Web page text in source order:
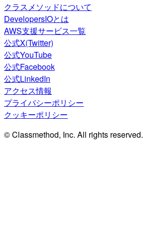
クラスメソッドについて
DevelopersIOとは
AWS支援サービス一覧
公式X(Twitter)
公式YouTube
公式Facebook
公式LinkedIn
アクセス情報
プライバシーポリシー
クッキーポリシー
© Classmethod, Inc. All rights reserved.